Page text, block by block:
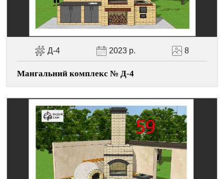
Д-4 2023 р. 8
Мангальний комплекс № Д-4